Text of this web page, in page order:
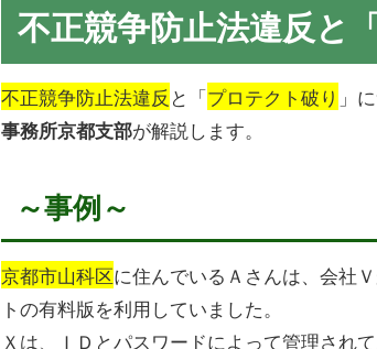
不正競争防止法違反と
不正競争防止法違反 と「プロテクト破り 」
事務所京都支部が解説します。
～事例～
京都市山科区に住んでいるＡさんは、会社
トの有料版を利用していました。
Ｘは、ＩＤとパスワードによって管理され